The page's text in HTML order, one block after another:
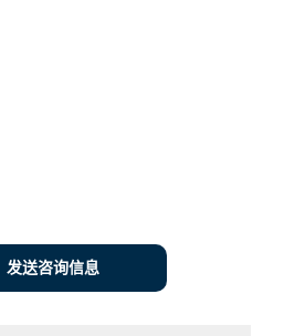
发送咨询信息